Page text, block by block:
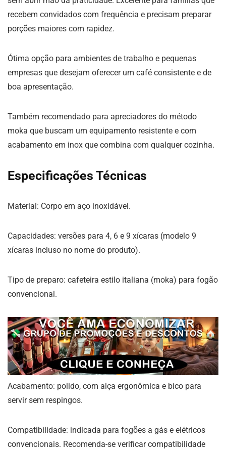
recebem convidados com frequência e precisam preparar
porções maiores com rapidez.
Ótima opção para ambientes de trabalho e pequenas
empresas que desejam oferecer um café consistente e de
boa apresentação.
Também recomendado para apreciadores do método
moka que buscam um equipamento resistente e com
acabamento em inox que combina com qualquer cozinha.
Especificações Técnicas
Material: Corpo em aço inoxidável.
Capacidades: versões para 4, 6 e 9 xícaras (modelo 9
xícaras incluso no nome do produto).
Tipo de preparo: cafeteira estilo italiana (moka) para fogão
convencional.
Acabamento: polido, com alça ergonômica e bico para
servir sem respingos.
Compatibilidade: indicada para fogões a gás e elétricos
convencionais. Recomenda-se verificar compatibilidade